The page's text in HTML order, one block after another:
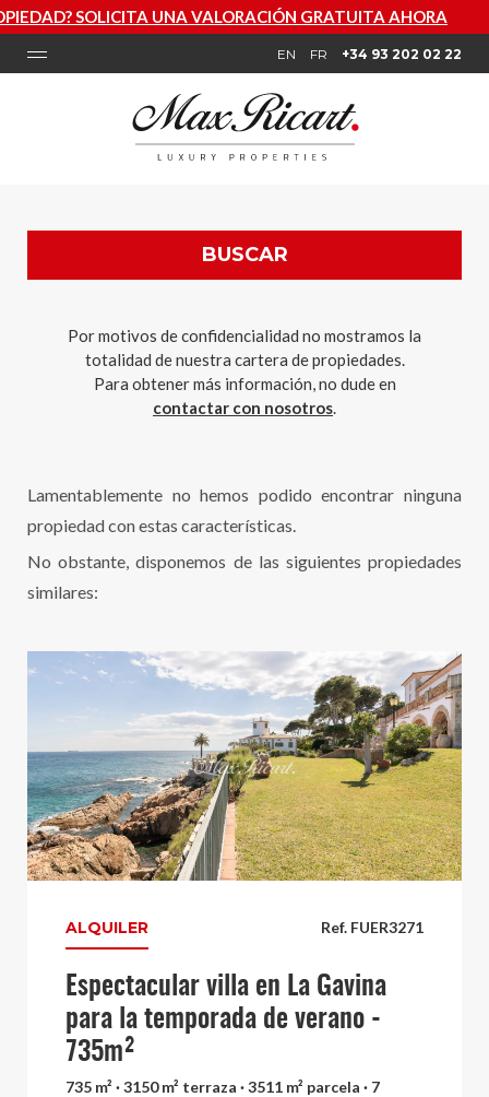
UNA VALORACIÓN GRATUITA AHORA
EN FR +34 93 202 02 22
BUSCAR
Por motivos de confidencialidad no mostramos la
totalidad de nuestra cartera de propiedades.
Para obtener más información, no dude en
contactar con nosotros.
Lamentablemente no hemos podido encontrar ninguna
propiedad con estas características.
No obstante, disponemos de las siguientes propiedades
similares:
Ref. FUER3271
ALQUILER
Espectacular villa en La Gavina
para la temporada de verano -
735m²
735 m² · 3150 m² terraza · 3511 m² parcela · 7